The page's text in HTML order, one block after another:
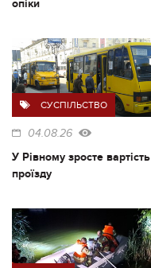
опіки
СУСПІЛЬСТВО
04.08.26
У Рівному зросте вартість
проїзду